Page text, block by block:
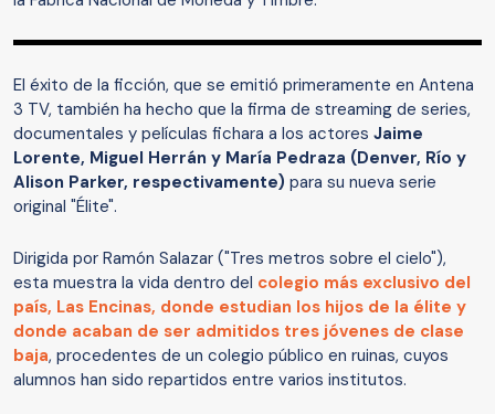
El éxito de la ficción, que se emitió primeramente en Antena
3 TV, también ha hecho que la firma de streaming de series,
documentales y películas fichara a los actores Jaime
Lorente, Miguel Herrán y María Pedraza (Denver, Río y
Alison Parker, respectivamente) para su nueva serie
original "Élite".
Dirigida por Ramón Salazar ("Tres metros sobre el cielo"),
esta muestra la vida dentro del colegio más exclusivo del
país, Las Encinas, donde estudian los hijos de la élite y
donde acaban de ser admitidos tres jóvenes de clase
baja, procedentes de un colegio público en ruinas, cuyos
alumnos han sido repartidos entre varios institutos.